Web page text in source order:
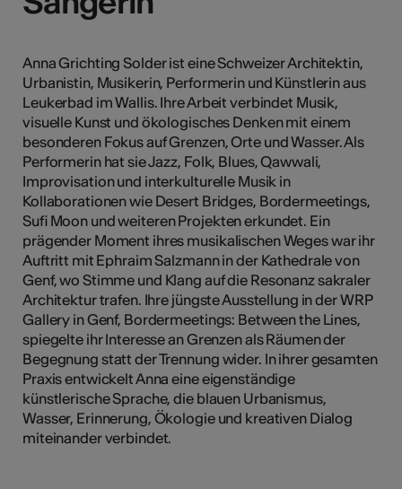
Anna Grichting Solder ist eine Schweizer Architektin,
Urbanistin, Musikerin, Performerin und Künstlerin aus
Leukerbad im Wallis. Ihre Arbeit verbindet Musik,
visuelle Kunst und ökologisches Denken mit einem
besonderen Fokus auf Grenzen, Orte und Wasser. Als
Performerin hat sie Jazz, Folk, Blues, Qawwali,
Improvisation und interkulturelle Musik in
Kollaborationen wie Desert Bridges, Bordermeetings,
Sufi Moon und weiteren Projekten erkundet. Ein
prägender Moment ihres musikalischen Weges war ihr
Auftritt mit Ephraim Salzmann in der Kathedrale von
Genf, wo Stimme und Klang auf die Resonanz sakraler
Architektur trafen. Ihre jüngste Ausstellung in der WRP
Gallery in Genf, Bordermeetings: Between the Lines,
spiegelte ihr Interesse an Grenzen als Räumen der
Begegnung statt der Trennung wider. In ihrer gesamten
Praxis entwickelt Anna eine eigenständige
künstlerische Sprache, die blauen Urbanismus,
Wasser, Erinnerung, Ökologie und kreativen Dialog
miteinander verbindet.